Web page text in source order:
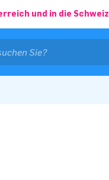
und in die Schweiz